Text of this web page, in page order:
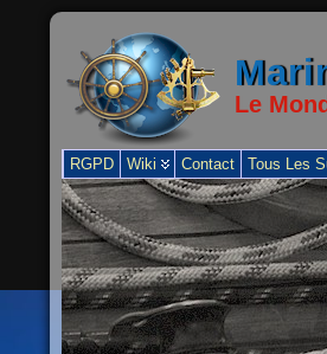
Le
RGPD Wiki Contact Tous Les